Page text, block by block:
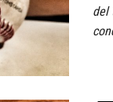
del